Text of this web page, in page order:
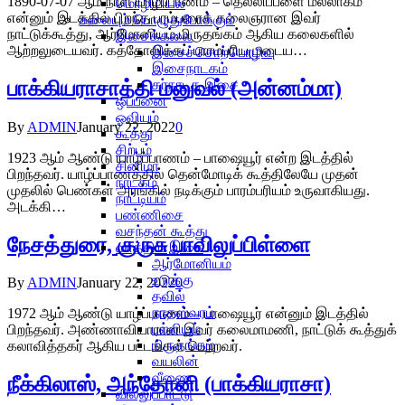
என்னும் இடத்தில் பிறந்த பரம்பரைக் கலைஞரான இவர்
நாட்டுக்கூத்து, ஆர்மோனியம்,மிருதங்கம் ஆகிய கலைகளில்
ஆற்றலுடையவர். கத்தோலிக்கப் பாரம்பரியமுடைய…
பாக்கியராசாத்தி மனுவல் (அன்னம்மா)
By ADMINJanuary 22, 20220
1923 ஆம் ஆண்டு யாழ்ப்பாணம் – பாஷையூர் என்ற இடத்தில்
பிறந்தவர். யாழ்ப்பாணத்தில் தென்மோடிக் கூத்திலேயே முதன்
முதலில் பெண்கள் அரங்கில் நடிக்கும் பாரம்பரியம் உருவாகியது.
அடக்கி…
நேசத்துரை, குருசு பாவிலுப்பிள்ளை
ByADMINJanuary 22, 20220
1972 ஆம் ஆண்டு யாழ்ப்பாணம் – பாஷையூர் என்னும் இடத்தில்
பிறந்தவர். அண்ணாவியாரான இவர் கலைமாமணி, நாட்டுக் கூத்துக்
கலாவித்தகர் ஆகிய பட்டங்கள் பெற்றவர்.
நீக்கிலாஸ், அந்தோனி (பாக்கியராசா)
மொழியியல்
கலையும் பொழுதுபோக்கும்
இசைக்கலை
இசைச்சொற்பொழிவு
இசைநாடகம்
கர்நாடக இசை
ஒப்பனை
ஓவியம்
கூத்து
சிற்பம்
சினிமா
நாடகம்
நாட்டியம்
பண்ணிசை
வசந்தன் கூத்து
வாத்திய இசை
ஆர்மோனியம்
உடுக்கு
தவில்
நாதஸ்வரம்
பல்லியம்
மிருதங்கம்
வயலின்
வீணை
வில்லுப்பாட்டு